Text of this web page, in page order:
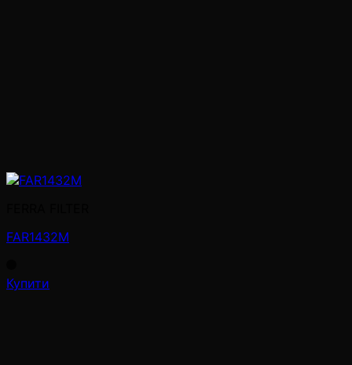
FAR1432M
Купити